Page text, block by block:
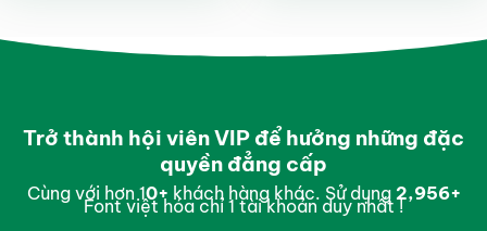
Trở thành hội viên VIP để hưởng những đặc
quyền đẳng cấp
Cùng với hơn 10+ khách hàng khác. Sử dụng 2,997+
Font việt hóa chỉ 1 tài khoản duy nhất !